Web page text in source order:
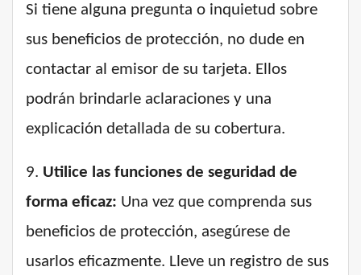
Si tiene alguna pregunta o inquietud sobre
sus beneficios de protección, no dude en
contactar al emisor de su tarjeta. Ellos
podrán brindarle aclaraciones y una
explicación detallada de su cobertura.
9. Utilice las funciones de seguridad de
forma eficaz: Una vez que comprenda sus
beneficios de protección, asegúrese de
usarlos eficazmente. Lleve un registro de sus